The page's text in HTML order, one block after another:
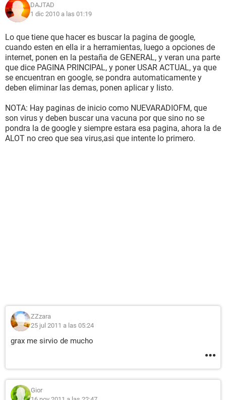
DAJTAD
1 dic 2010 a las 01:19
Lo que tiene que hacer es buscar la pagina de google,
cuando esten en ella ir a herramientas, luego a opciones de
internet, ponen en la pestaña de GENERAL, y veran una parte
que dice PAGINA PRINCIPAL, y poner USAR ACTUAL, ya que
se encuentran en google, se pondra automaticamente y
deben eliminar las demas, ponen aplicar y listo.
NOTA: Hay paginas de inicio como NUEVARADIOFM, que
son virus y deben buscar una vacuna por que sino no se
pondra la de google y siempre estara esa pagina, ahora la de
ALOT no creo que sea virus,asi que intente lo primero.
ZZzara
25 jul 2011 a las 05:24
grax me sirvio de mucho
Gior